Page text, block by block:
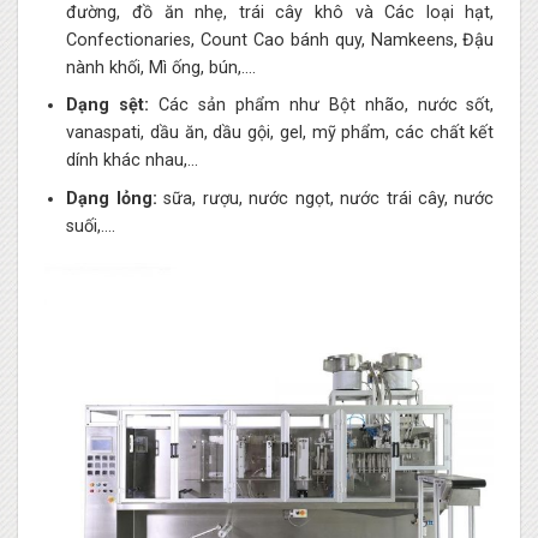
đường, đồ ăn nhẹ, trái cây khô và Các loại hạt,
Confectionaries, Count Cao bánh quy, Namkeens, Đậu
nành khối, Mì ống, bún,….
Dạng sệt: Các sản phẩm như Bột nhão, nước sốt,
vanaspati, dầu ăn, dầu gội, gel, mỹ phẩm, các chất kết
dính khác nhau,…
Dạng lỏng: sữa, rượu, nước ngọt, nước trái cây, nước
suối,….